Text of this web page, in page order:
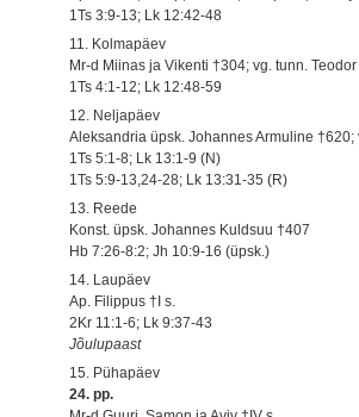
1Ts 3:9-13; Lk 12:42-48
11. Kolmapäev
Mr-d Miinas ja Vikenti †304; vg. tunn.
1Ts 4:1-12; Lk 12:48-59
12. Neljapäev
Aleksandria üpsk. Johannes Armuline †620;
1Ts 5:1-8; Lk 13:1-9 (N)
1Ts 5:9-13,24-28; Lk 13:31-35 (R)
13. Reede
Konst. üpsk. Johannes Kuldsuu †407
Hb 7:26-8:2; Jh 10:9-16 (üpsk.)
14. Laupäev
Ap. Filippus †I s.
2Kr 11:1-6; Lk 9:37-43
Jõulupaast
15. Pühapäev
24. pp.